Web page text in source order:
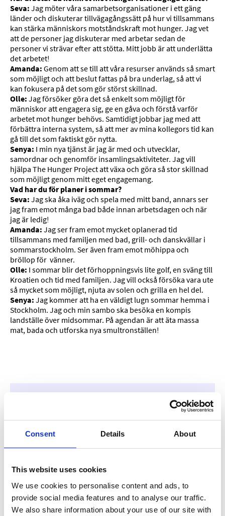
Consent Details About
This website uses cookies
We use cookies to personalise content and ads, to
provide social media features and to analyse our traffic.
We also share information about your use of our site with
Seva: Jag möter våra samarbetsorganisationer i ett gäng
länder och diskuterar tillvägagångssätt på hur vi tillsammans
kan stärka människors motståndskraft mot hunger. Jag vet
att de personer jag diskuterar med arbetar sedan de
personer vi strävar efter att stötta. Mitt jobb är att underlätta
det arbetet!
Amanda: Genom att se till att våra resurser används så smart
som möjligt och att beslut fattas på bra underlag, så att vi
kan fokusera på det som gör störst skillnad.
Olle: Jag försöker göra det så enkelt som möjligt för
människor att engagera sig, ge en gåva och förstå varför
arbetet mot hunger behövs. Samtidigt jobbar jag med att
förbättra interna system, så att mer av mina kollegors tid kan
gå till det som faktiskt gör nytta.
Senya: I min nya tjänst är jag är med och utvecklar,
samordnar och genomför insamlingsaktiviteter. Jag vill
hjälpa The Hunger Project att växa och göra så stor skillnad
som möjligt genom mitt eget engagemang.
Vad har du för planer i sommar?
Seva: Jag ska åka iväg och spela med mitt band, annars ser
jag fram emot många bad både innan arbetsdagen och när
jag är ledig!
Amanda: Jag ser fram emot mycket oplanerad tid
tillsammans med familjen med bad, grill- och danskvällar i
sommarstockholm. Ser även fram emot möhippa och
bröllop för vänner.
Olle: I sommar blir det förhoppningsvis lite golf, en sväng till
Kroatien och tid med familjen. Jag vill också försöka vara ute
så mycket som möjligt, njuta av solen och grilla en hel del.
Senya: Jag kommer att ha en väldigt lugn sommar hemma i
Stockholm. Jag och min sambo ska besöka en kompis
landställe över midsommar. På agendan är att äta massa
mat, bada och utforska nya smultronställen!
Vill du bidra till att fler människor
får verktygen de behöver för att ta
sig ur hunger? Ge en gåva idag och
bidra till att arbetet kan fortsätta.
Ge en gåva